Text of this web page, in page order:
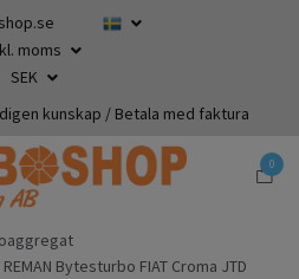
moms
SEK
kunskap / Betala med faktura
0
Bytesturbo FIAT Croma JTD